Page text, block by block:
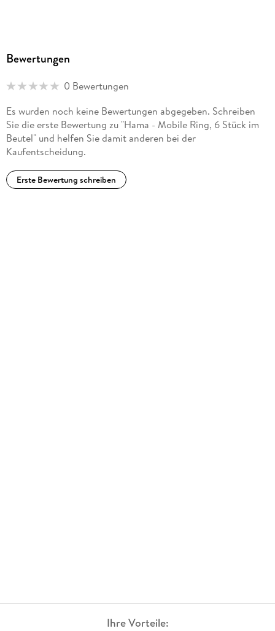
Bewertungen
0 Bewertungen
Es wurden noch keine Bewertungen abgegeben. Schreiben
Sie die erste Bewertung zu "Hama - Mobile Ring, 6 Stück im
Beutel" und helfen Sie damit anderen bei der
Kaufentscheidung.
Erste Bewertung schreiben
Ihre Vorteile: